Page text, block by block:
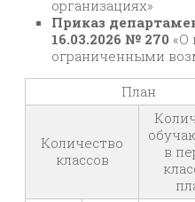
организациях»
Приказ
16.03.2026 № 270 «О
ограниченными
План
Количество
классов
в